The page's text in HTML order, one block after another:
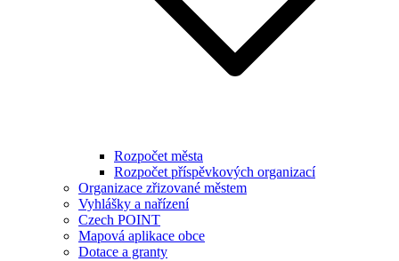
Rozpočet města
Rozpočet příspěvkových organizací
Organizace zřizované městem
Vyhlášky a nařízení
Czech POINT
Mapová aplikace obce
Dotace a granty